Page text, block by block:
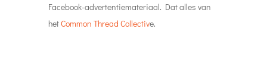
Facebook-advertentiemateriaal. Dat alles van
hetCommon Thread Collective.